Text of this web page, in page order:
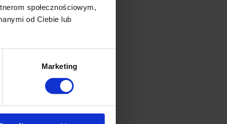
społecznościowym,
od Ciebie lub
Marketing